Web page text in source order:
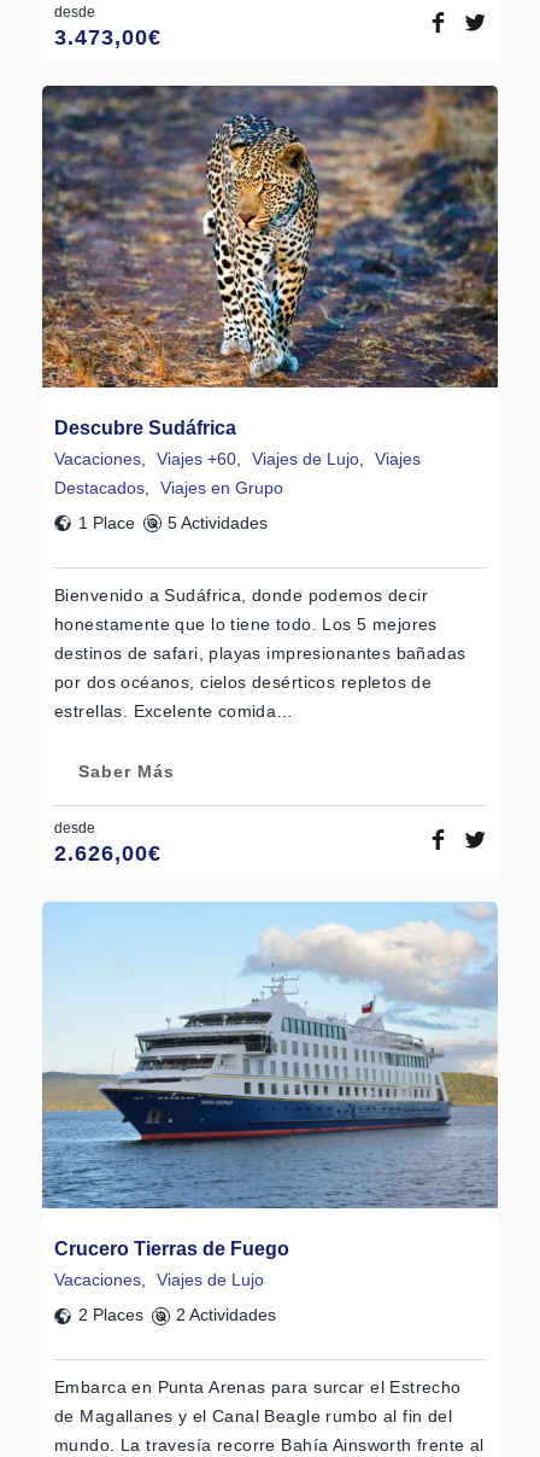
desde
3.473,00€
Descubre Sudáfrica
Vacaciones Viajes +60 Viajes de Lujo
Viajes
Destacados
Viajes en Grupo
1 Place
5 Actividades
Bienvenido a Sudáfrica, donde podemos decir
honestamente que lo tiene todo. Los 5 mejores
destinos de safari, playas impresionantes bañadas
por dos océanos, cielos desérticos repletos de
estrellas. Excelente comida…
Saber Más
desde
2.626,00€
Crucero Tierras de Fuego
Vacaciones,
Viajes de Lujo
2 Places
2 Actividades
Embarca en Punta Arenas para surcar el Estrecho
de Magallanes y el Canal Beagle rumbo al fin del
mundo. La travesía recorre Bahía Ainsworth frente al